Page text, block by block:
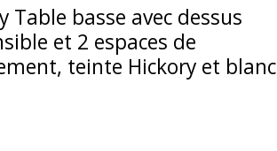
Table basse avec dessus
et 2 espaces de
teinte Hickory et blanc